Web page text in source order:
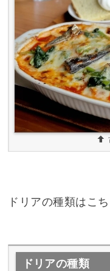
ドリアの種類はこ
ドリアの種類